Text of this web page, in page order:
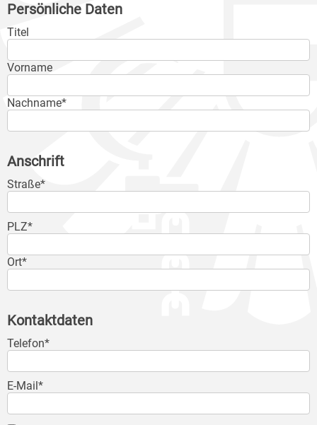
Persönliche Daten
Titel
Vorname
Nachname*
Anschrift
Straße*
PLZ*
Ort*
Kontaktdaten
Telefon*
E-Mail*